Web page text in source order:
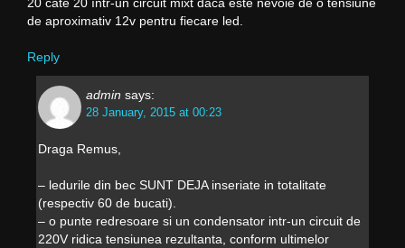
de aproximativ 12v pentru fiecare led.
Reply
admin says:
28 January, 2015 at 00:23
Draga Remus,
– ledurile din bec SUNT DEJA inseriate in totalitate
(respectiv 60 de bucati).
– o punte redresoare si un condensator intr-un circuit de
220V ridica tensiunea rezultanta, conform ultimelor